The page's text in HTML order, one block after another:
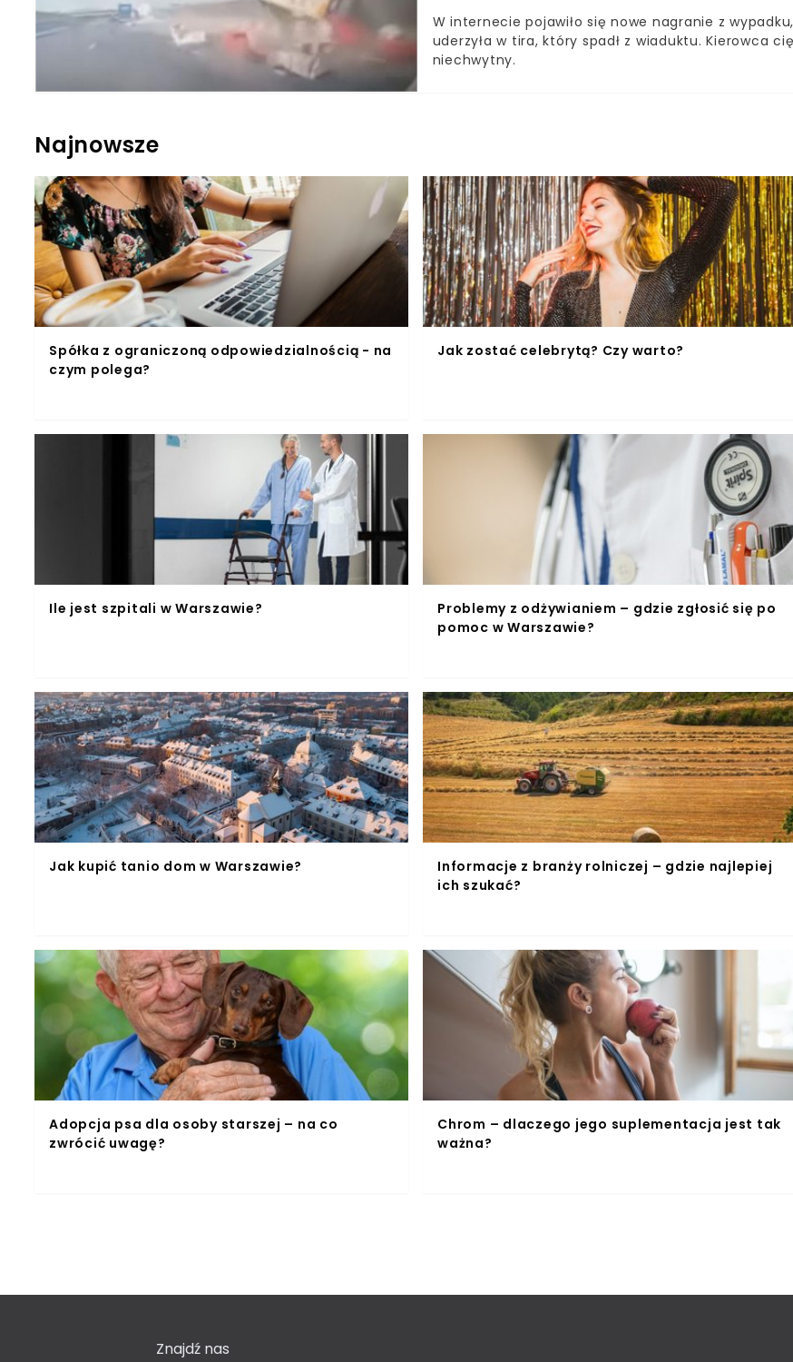
W internecie pojawiło się nowe nagranie z
uderzyła w tira, który spadł z wiaduktu. Kierowca
niechwytny.
Najnowsze
Spółka z ograniczoną odpowiedzialnością - na
czym polega?
Jak zostać celebrytą? Czy warto?
Ile jest szpitali w Warszawie?
Problemy z odżywianiem – gdzie zgłosić się po
pomoc w Warszawie?
Jak kupić tanio dom w Warszawie?
Informacje z branży rolniczej – gdzie najlepiej
ich szukać?
Adopcja psa dla osoby starszej – na co
zwrócić uwagę?
Chrom – dlaczego jego suplementacja jest tak
ważna?
Znajdź nas